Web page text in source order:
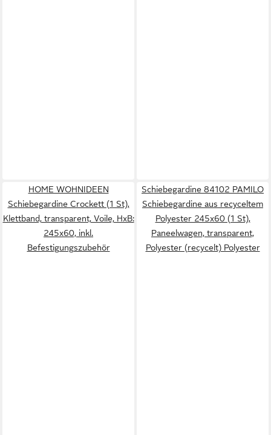
HOME WOHNIDEEN
Schiebegardine Crockett (1 St),
Klettband, transparent, Voile, HxB:
245x60, inkl.
Befestigungszubehör
Schiebegardine 84102 PAMILO
Schiebegardine aus recyceltem
Polyester 245x60 (1 St),
Paneelwagen, transparent,
Polyester (recycelt) Polyester